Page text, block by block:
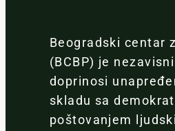
Beogradski centar
(BCBP) je
doprinosi
skladu sa
poštovanjem